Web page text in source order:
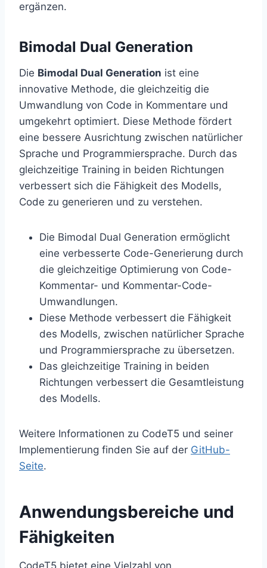
ergänzen.
Bimodal Dual Generation
Die Bimodal Dual Generation ist eine
innovative Methode, die gleichzeitig die
Umwandlung von Code in Kommentare und
umgekehrt optimiert. Diese Methode fördert
eine bessere Ausrichtung zwischen natürlicher
Sprache und Programmiersprache. Durch das
gleichzeitige Training in beiden Richtungen
verbessert sich die Fähigkeit des Modells,
Code zu generieren und zu verstehen.
Die Bimodal Dual Generation ermöglicht
eine verbesserte Code-Generierung durch
die gleichzeitige Optimierung von Code-
Kommentar- und Kommentar-Code-
Umwandlungen.
Diese Methode verbessert die Fähigkeit
des Modells, zwischen natürlicher Sprache
und Programmiersprache zu übersetzen.
Das gleichzeitige Training in beiden
Richtungen verbessert die Gesamtleistung
des Modells.
Weitere Informationen zu CodeT5 und seiner
Implementierung finden Sie auf der GitHub-
Seite.
Anwendungsbereiche und
Fähigkeiten